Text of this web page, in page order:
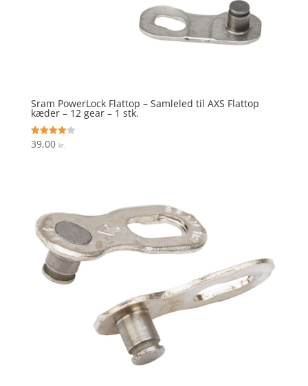
Sram PowerLock Flattop – Samleled til AXS Flattop
kæder – 12 gear – 1 stk.
Vurderet
4.1
39,00 kr.